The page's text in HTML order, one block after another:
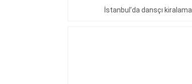
İstanbul’da dansçı kiralama